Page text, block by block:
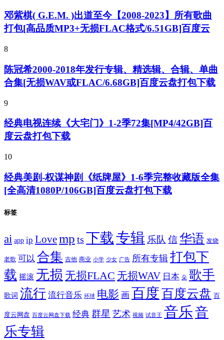
邓紫棋( G.E.M. )出道至今【2008-2023】所有歌曲
打包[高品质MP3+无损FLAC格式/6.51GB]百度云
8
陈冠希2000-2018年发行专辑、精选辑、合辑、单曲
合集[无损WAV或FLAC/6.68GB]百度云盘打包下载
9
经典电视连续《大宅门》1-2季72集[MP4/42GB]百
度云盘打包下载
10
经典美剧-权谋神剧《纸牌屋》1-6季完整收藏版全集
[全高清1080P/106GB]百度云盘打包下载
标签
ai app ip Lovemp ts 下载专辑 乐队 信华语 发烧
老歌 可以 合集 吉他 商业 小学 少女 广告 所有专辑 打包下
载 摇滚 无损 无损FLAC 无损WAV 日本 朵 歌手
歌词 流行 流行音乐 环球 电影 画 百度百度云盘 百
度云网盘 百度云网盘下载 经典 群星 艺术 视频 试音王 音乐音
乐专辑